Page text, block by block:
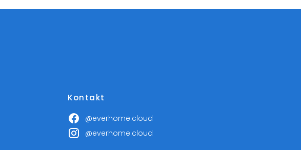
Kontakt
@everhome.cloud
@everhome.cloud